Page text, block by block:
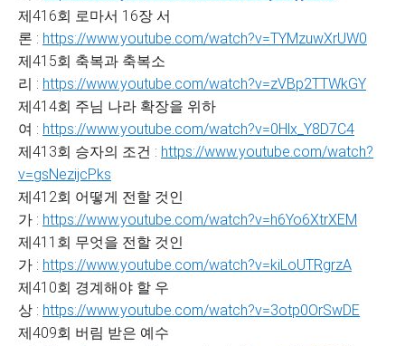
제416회 로마서 16장 서
론 : https://www.youtube.com/watch?v=TYMzuwXrUW0
제415회 축복과 축복소
리 : https://www.youtube.com/watch?v=zVBp2TTWkGY
제414회 주님 나라 확장을 위하
여 : https://www.youtube.com/watch?v=0Hlx_Y8D7C4
제413회 승자의 조건 : https://www.youtube.com/watch?
v=gsNezijcPks
제412회 어떻게 전할 것인
가 : https://www.youtube.com/watch?v=h6Yo6XtrXEM
제411회 무엇을 전할 것인
가 : https://www.youtube.com/watch?v=kiLoUTRgrzA
제410회 경계해야 할 우
상 : https://www.youtube.com/watch?v=3otp0OrSwDE
제409회 버림 받은 예수